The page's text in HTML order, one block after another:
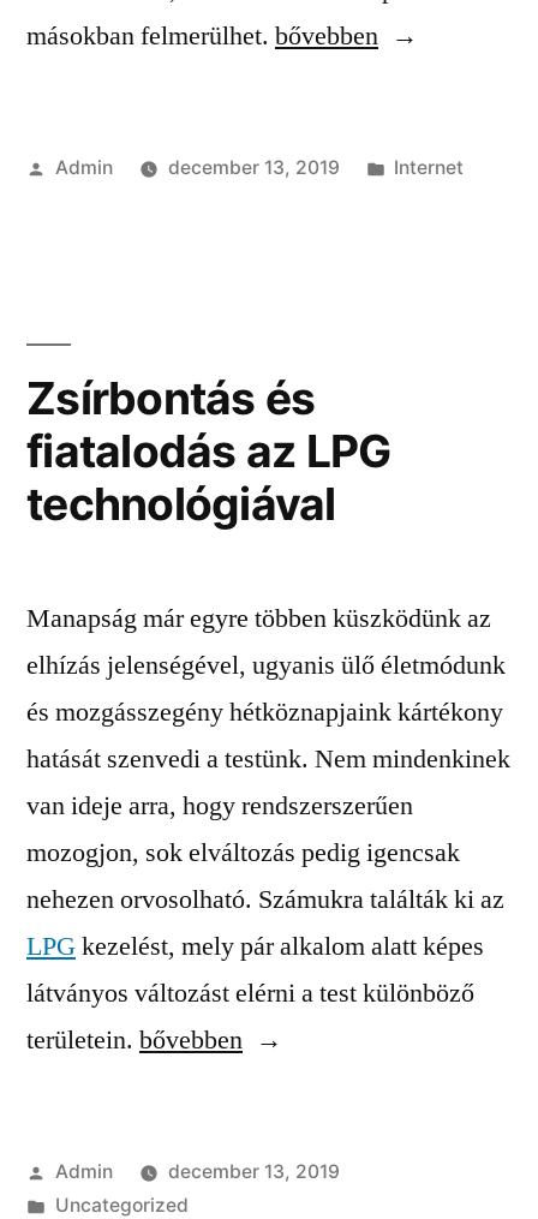
másokban felmerülhet. “Tárhely
okán”
bővebben
Szerző:
Admin december 13, 2019 Kategória:
Internet
Zsírbontás és
fiatalodás az LPG
technológiával
Manapság már egyre többen küszködünk az
elhízás jelenségével, ugyanis ülő életmódunk
és mozgásszegény hétköznapjaink kártékony
hatását szenvedi a testünk. Nem mindenkinek
van ideje arra, hogy rendszerszerűen
mozogjon, sok elváltozás pedig igencsak
nehezen orvosolható. Számukra találták ki az
LPGkezelést, mely pár alkalom alatt képes
látványos változást elérni a test különböző
területein. “Zsírbontás
az
bővebben
Szerző:
Admin
december 13, 2019
Kategória:
Uncategorized